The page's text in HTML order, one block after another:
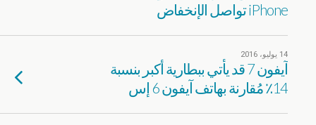
iPhone تواصل الإنخفاض
14 يوليو، 2016
آيفون 7 قد يأتي ببطارية أكبر بنسبة
14٪ مُقارنة بهاتف آيفون 6 إس